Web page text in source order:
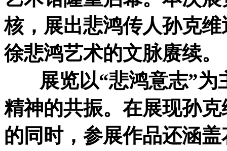
核，展出悲鸿传人孙克
徐悲鸿艺术的文脉赓续。
展览以“悲鸿意志”为
精神的共振。在展现孙
的同时，参展作品还涵